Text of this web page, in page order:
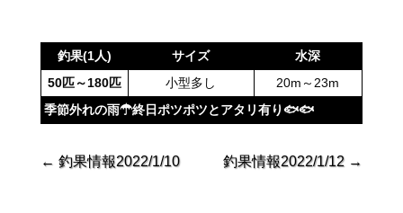
釣果(1人) サイズ
水深
50匹～180匹 小型多し
20m～23m
季節外れの雨☂終日ポツポツとアタリ有り🐟🐟
← 釣果情報2022/1/10 釣果情報2022/1/12 →